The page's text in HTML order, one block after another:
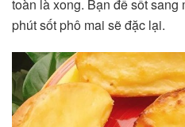
toàn là xong. Bạn để sốt
phút sốt phô mai sẽ đặc lại.